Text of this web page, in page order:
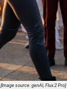
[Image source: genAI, Flux.2 Pro]